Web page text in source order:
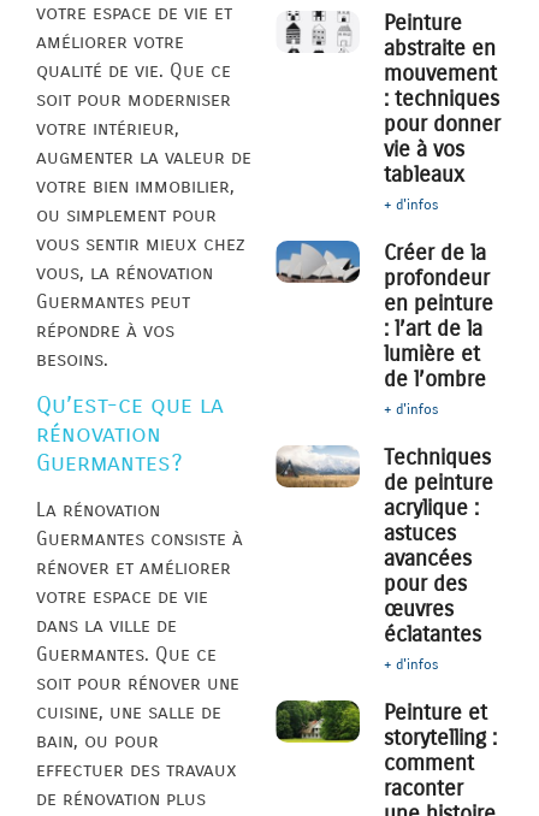
votre espace de vie et
améliorer votre
qualité de vie. Que ce
soit pour moderniser
votre intérieur,
augmenter la valeur de
votre bien immobilier,
ou simplement pour
vous sentir mieux chez
vous, la rénovation
Guermantes peut
répondre à vos
besoins.
Qu’est-ce que la
rénovation
Guermantes?
La rénovation
Guermantes consiste à
rénover et améliorer
votre espace de vie
dans la ville de
Guermantes. Que ce
soit pour rénover une
cuisine, une salle de
bain, ou pour
effectuer des travaux
de rénovation plus
Peinture
abstraite en
mouvement
: techniques
pour donner
vie à vos
tableaux
+ d'infos
Créer de la
profondeur
en peinture
: l’art de la
lumière et
de l’ombre
+ d'infos
Techniques
de peinture
acrylique :
astuces
avancées
pour des
œuvres
éclatantes
+ d'infos
Peinture et
storytelling :
comment
raconter